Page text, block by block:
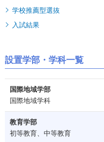
学校推薦型選抜
入試結果
設置学部・学科一覧
国際地域学部
国際地域学科
教育学部
初等教育、中等教育